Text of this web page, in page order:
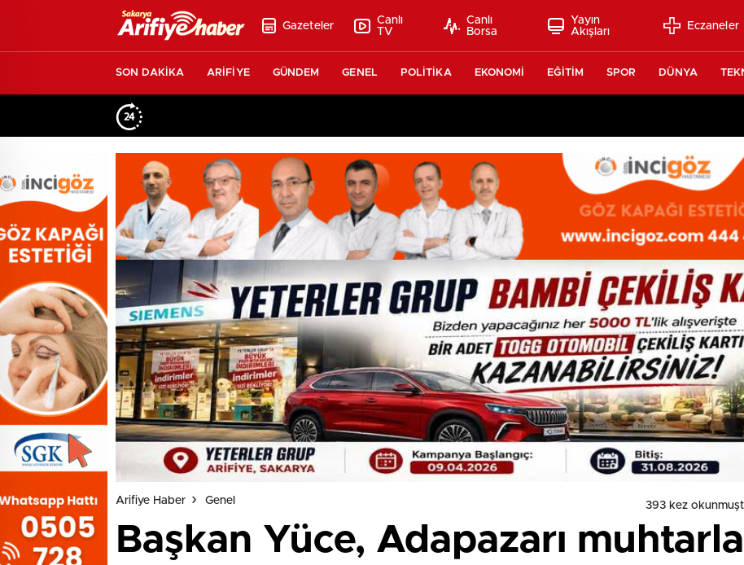
Gazeteler
Canlı
TV
Canlı
Borsa
Yayın
Akışları
Eczaneler
SON DAKİKA ARİFİYE GÜNDEM GENEL POLİTİKA EKONOMİ EĞİTİM SPOR DÜNYA
Arifiye Haber Genel 393 kez
Başkan Yüce, Adapazarı